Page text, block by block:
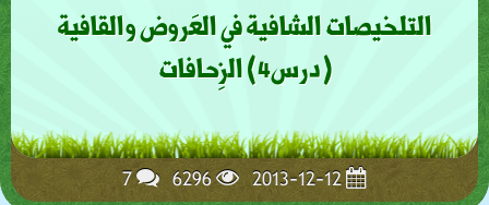
التلخيصات الشافية في العَروض والقافية
(درس4) الزِحافات
2013-12-12